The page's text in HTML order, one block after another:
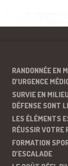
RANDONNÉE EN
D’URGENCE
SURVIE EN
DÉFENSE SONT
LES ÉLÉMENTS
RÉUSSIR VOTRE
FORMATION
D’ESCALADE